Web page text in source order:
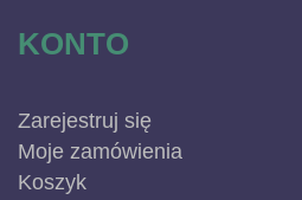
KONTO
Zarejestruj się
Moje zamówienia
Koszyk